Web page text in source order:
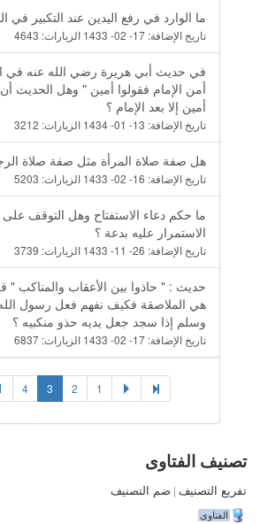
ما الوارد في رفع اليدين عند التكبير في
تاريخ الإضافة: 17- 02- 1433 الزيارات: 4643
في حديث أبي هريرة رضي الله عنه في
أمن الإمام فقولوا أمين " وهل الحديث أن
أمين إلا بعد الإمام ؟
تاريخ الإضافة: 13- 01- 1434 الزيارات: 3212
هل صفة صلاة المرأة مثل صفة صلاة
تاريخ الإضافة: 16- 02- 1433 الزيارات: 5203
ما حكم دعاء الاستفتاح وهل التوقف على
الاستمرار عليه بدعة ؟
تاريخ الإضافة: 26- 11- 1433 الزيارات: 3739
حديث : " حاذوا بين الأعقاب والمناكب "
هي الملاصقة فكيف نفهم فعل رسول
وسلم إذا سجد جعل يديه حذو منكبيه ؟
تاريخ الإضافة: 17- 02- 1433 الزيارات: 6837
1
2
3
4
تصنيف الفتاوى
تفريع التصنيف | ضم التصنيف
الفتاوى